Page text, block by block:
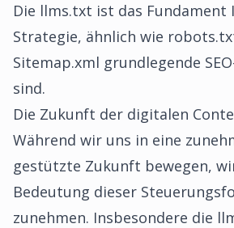
Die llms.txt ist das Fundament
Strategie, ähnlich wie
Sitemap.xml grundlegende
sind.
Die Zukunft der digitalen
Während wir uns in eine
gestützte Zukunft bewegen,
Bedeutung dieser
zunehmen. Insbesondere die